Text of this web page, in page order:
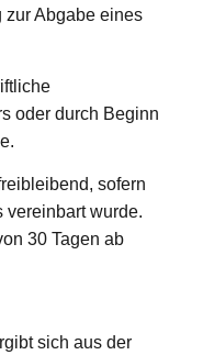
zur Abgabe eines
oder durch Beginn
sofern
vereinbart wurde.
30 Tagen ab
sich aus der